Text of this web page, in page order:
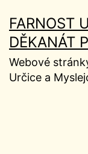
obsahu
FARNOST
DĚKANÁT
Webové
Určice a